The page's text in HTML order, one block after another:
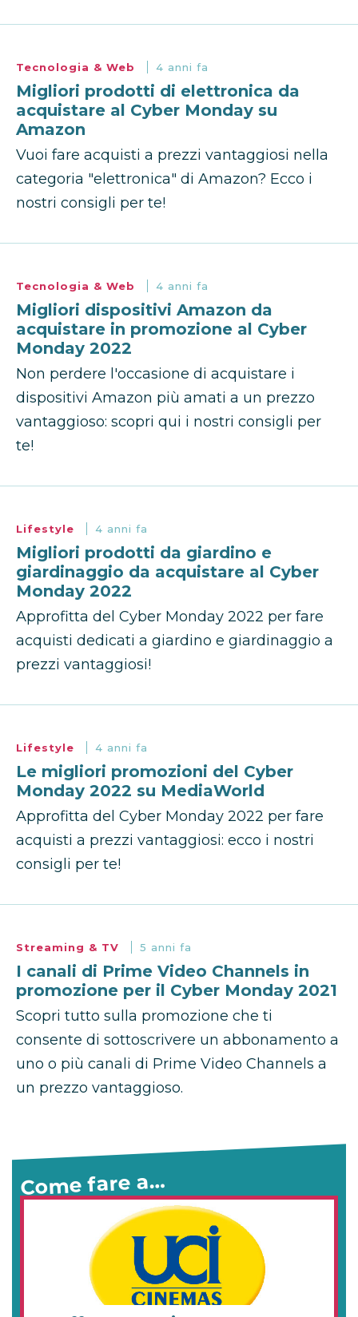
Tecnologia & Web 4 anni fa
Migliori prodotti di elettronica da
acquistare al Cyber Monday su
Amazon
Vuoi fare acquisti a prezzi vantaggiosi nella
categoria "elettronica" di Amazon? Ecco i
nostri consigli per te!
Tecnologia & Web 4 anni fa
Migliori dispositivi Amazon da
acquistare in promozione al Cyber
Monday 2022
Non perdere l'occasione di acquistare i
dispositivi Amazon più amati a un prezzo
vantaggioso: scopri qui i nostri consigli per
te!
Lifestyle 4 anni fa
Migliori prodotti da giardino e
giardinaggio da acquistare al Cyber
Monday 2022
Approfitta del Cyber Monday 2022 per fare
acquisti dedicati a giardino e giardinaggio a
prezzi vantaggiosi!
Lifestyle 4 anni fa
Le migliori promozioni del Cyber
Monday 2022 su MediaWorld
Approfitta del Cyber Monday 2022 per fare
acquisti a prezzi vantaggiosi: ecco i nostri
consigli per te!
Streaming & TV 5 anni fa
I canali di Prime Video Channels in
promozione per il Cyber Monday 2021
Scopri tutto sulla promozione che ti
consente di sottoscrivere un abbonamento a
uno o più canali di Prime Video Channels a
un prezzo vantaggioso.
Come fare a…